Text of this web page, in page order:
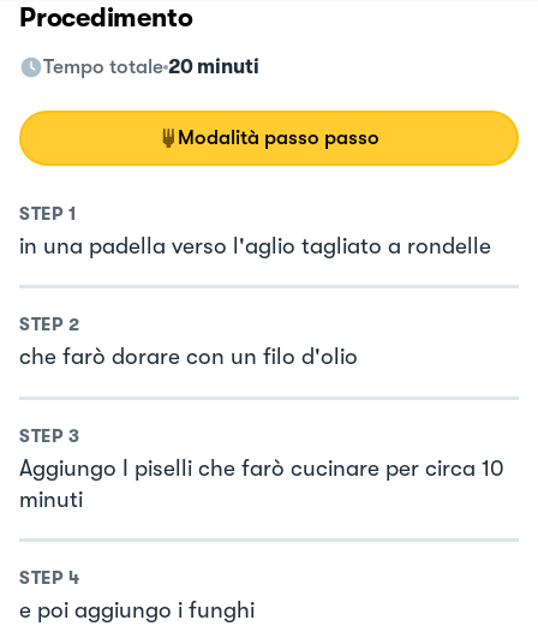
Procedimento
Tempo totale 20 minuti
Modalità passo passo
STEP 1
in una padella verso l'aglio tagliato a rondelle
STEP 2
che farò dorare con un filo d'olio
STEP 3
Aggiungo I piselli che farò cucinare per circa 10
minuti
STEP 4
e poi aggiungo i funghi